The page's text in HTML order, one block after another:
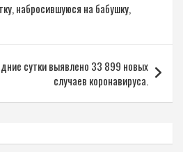
набросившуюся на бабушку,
сутки выявлено 33 899 новых
случаев коронавируса.